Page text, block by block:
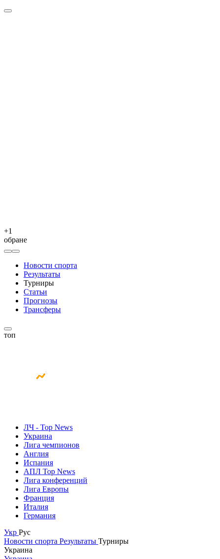
+1
обране
Новости спорта
Результаты
Турниры
Статьи
Прогнозы
Трансферы
топ
ЛЧ - Top News
Украина
Лига чемпионов
Англия
Испания
АПЛ Top News
Лига конференций
Лига Европы
Франция
Италия
Германия
Укр Рус
Новости спорта Результаты Турниры
Украина